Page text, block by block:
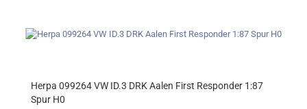
Herpa 099264 VW ID.3 DRK Aalen First Responder 1:87
Spur H0